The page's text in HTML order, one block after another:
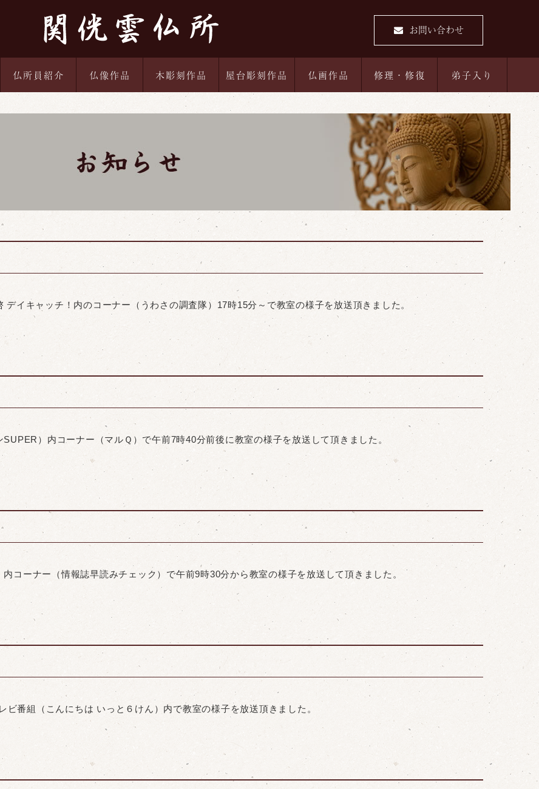
お問い合わせ
仏所員紹介 仏像作品 木彫刻作品 屋台彫刻作品 仏画作品 修理・修復 弟子入り
イキャッチ！内のコーナー（うわさの調査隊）17時15分～で教室の様子を放送頂きました。
）内コーナー（マルＱ）で午前7時40分前後に教室の様子を放送して頂きました。
コーナー（情報誌早読みチェック）で午前9時30分から教室の様子を放送して頂きました。
番組（こんにちは いっと６けん）内で教室の様子を放送頂きました。